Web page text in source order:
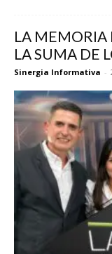
LA MEMORIA
LA SUMA DE
Sinergia Informativa -